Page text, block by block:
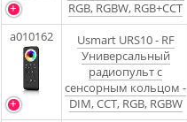
RGB, RGBW, RGB+CCT
a010162
Usmart URS10 - RF
Универсальный
радиопульт с
сенсорным кольцом -
DIM, CCT, RGB, RGBW